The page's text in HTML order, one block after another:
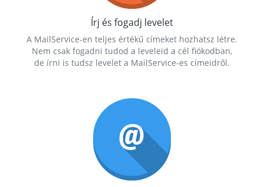
Írj és fogadj levelet
A MailService-en teljes értékű címeket hozhatsz létre.
Nem csak fogadni tudod a leveleid a cél fiókodban,
de írni is tudsz levelet a MailService-es címeidről.